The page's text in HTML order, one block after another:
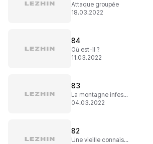
Attaque groupée
18.03.2022
84
Où est-il ?
11.03.2022
83
La montagne infestée
04.03.2022
82
Une vieille connaissance